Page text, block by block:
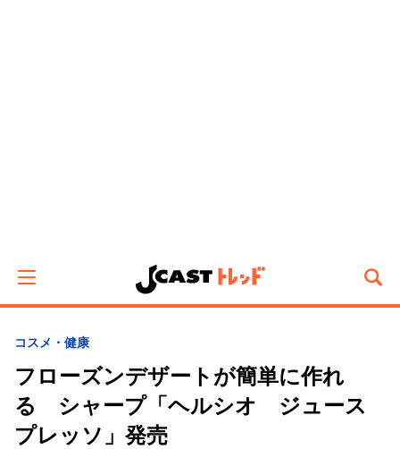
コスメ・健康
フローズンデザートが簡単に作れ
る シャープ「ヘルシオ ジュース
プレッソ」発売